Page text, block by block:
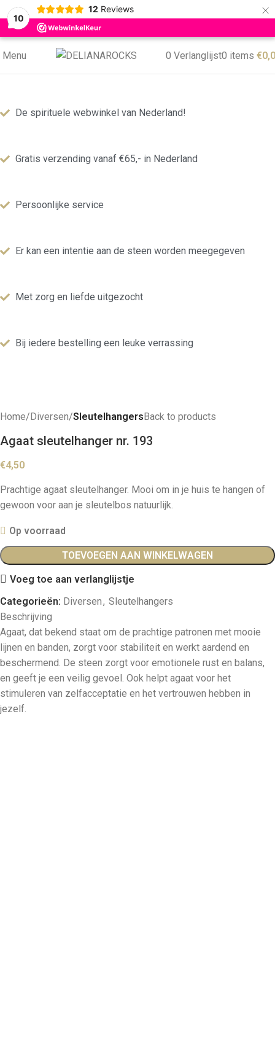
10
12 Reviews ×
Menu 0 Verlanglijst0 items €
De spirituele webwinkel van Nederland!
Gratis verzending vanaf €65,- in Nederland
Persoonlijke service
Er kan een intentie aan de steen worden meegegeven
Met zorg en liefde uitgezocht
Bij iedere bestelling een leuke verrassing
Home Diversen SleutelhangersBack to products
Agaat sleutelhanger nr. 193
€4,50
Prachtige agaat sleutelhanger. Mooi om in je huis te hangen of
gewoon voor aan je sleutelbos natuurlijk.
Op voorraad
TOEVOEGEN AAN WINKELWAGEN
Voeg toe aan verlanglijstje
Categorieën: Diversen, Sleutelhangers
Beschrijving
Agaat, dat bekend staat om de prachtige patronen met mooie
lijnen en banden, zorgt voor stabiliteit en werkt aardend en
beschermend. De steen zorgt voor emotionele rust en balans,
en geeft je een veilig gevoel. Ook helpt agaat voor het
stimuleren van zelfacceptatie en het vertrouwen hebben in
jezelf.